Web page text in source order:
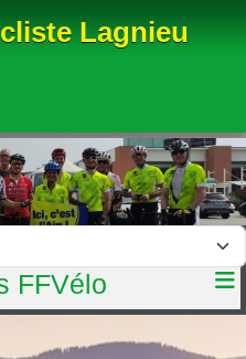
Lagnieu
FFVélo